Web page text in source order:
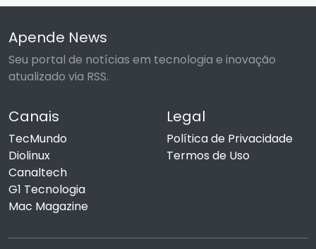
Apende News
Seu portal de notícias em tecnologia e inovação
atualizado via RSS.
Canais
TecMundo
Diolinux
Canaltech
G1 Tecnologia
Mac Magazine
Legal
Política de Privacidade
Termos de Uso